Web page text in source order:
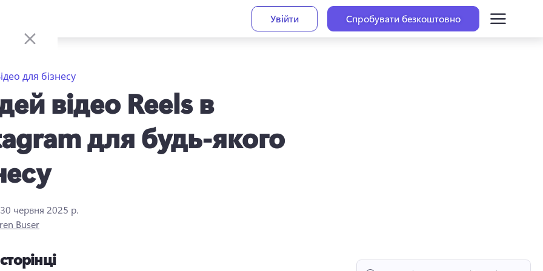
Увійти Спробувати безкоштовно
для бізнесу
відео Reels в
для будь-якого
30 червня 2025 р.
Buser